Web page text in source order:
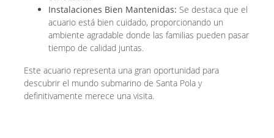
Instalaciones Bien Mantenidas: Se destaca que el
acuario está bien cuidado, proporcionando un
ambiente agradable donde las familias pueden pasar
tiempo de calidad juntas.
Este acuario representa una gran oportunidad para
descubrir el mundo submarino de Santa Pola y
definitivamente merece una visita.